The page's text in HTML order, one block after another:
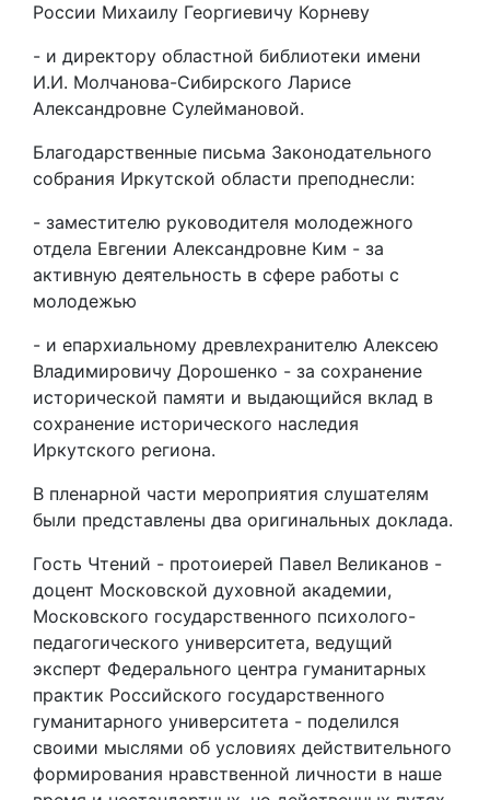
России Михаилу Георгиевичу Корневу
- и директору областной библиотеки имени
И.И. Молчанова-Сибирского Ларисе
Александровне Сулеймановой.
Благодарственные письма Законодательного
собрания Иркутской области преподнесли:
- заместителю руководителя молодежного
отдела Евгении Александровне Ким - за
активную деятельность в сфере работы с
молодежью
- и епархиальному древлехранителю Алексею
Владимировичу Дорошенко - за сохранение
исторической памяти и выдающийся вклад в
сохранение исторического наследия
Иркутского региона.
В пленарной части мероприятия слушателям
были представлены два оригинальных доклада.
Гость Чтений - протоиерей Павел Великанов -
доцент Московской духовной академии,
Московского государственного психолого-
педагогического университета, ведущий
эксперт Федерального центра гуманитарных
практик Российского государственного
гуманитарного университета - поделился
своими мыслями об условиях действительного
формирования нравственной личности в наше